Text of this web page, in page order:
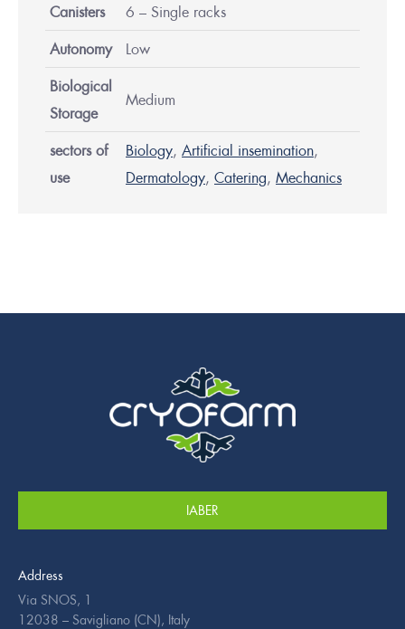
Canisters
6 – Single racks
Autonomy
Low
Biological
Storage
Medium
sectors of
use
Biology, Artificial insemination,
Dermatology, Catering, Mechanics
IABER
Address
Via SNOS, 1
12038 – Savigliano (CN), Italy